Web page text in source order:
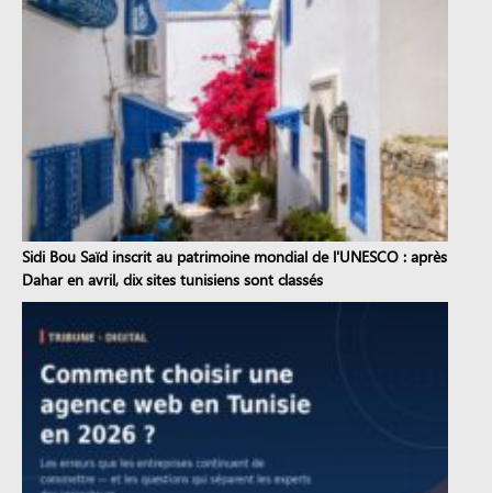
Sidi Bou Saïd inscrit au patrimoine mondial de l'UNESCO : après
Dahar en avril, dix sites tunisiens sont classés